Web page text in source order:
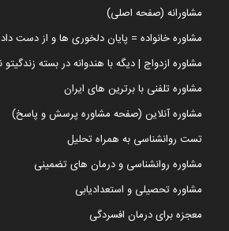
مشاورانه (صفحه اصلی)
مشاوره خانواده = پایان دلخوری ها و از دست
مشاوره ازدواج | دیگه با هندوانه در بسته زندگیتو
مشاوره تلفنی با برترین های ایران
مشاوره آنلاین (صفحه مشاوره پرسش و پاسخ)
تست روانشناسی به همراه تحلیل
مشاوره روانشناسی و درمان های تضمینی
مشاوره تحصیلی و استعدادیابی
معجزه برای درمان افسردگی